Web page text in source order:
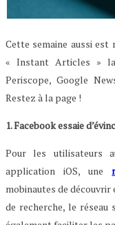
Cette semaine aussi est
« Instant Articles »
Periscope, Google
Restez à la page !
1. Facebook essaie
Pour les utilisateurs
application iOS, une
mobinautes de
de recherche, le réseau